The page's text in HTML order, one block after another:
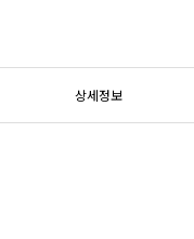
상세정보